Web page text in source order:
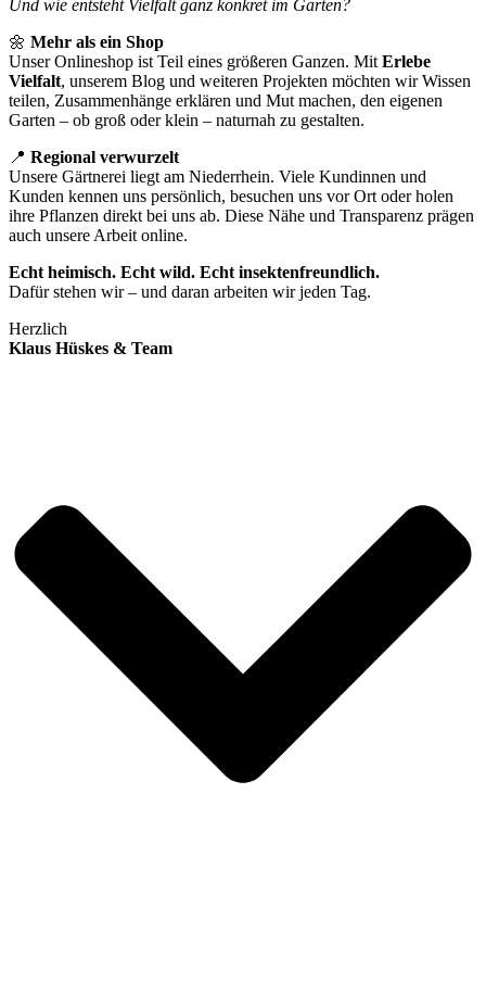
Und wie entsteht Vielfalt ganz konkret im Garten?
🌼 Mehr als ein Shop
Unser Onlineshop ist Teil eines größeren Ganzen. Mit Erlebe
Vielfalt, unserem Blog und weiteren Projekten möchten wir Wissen
teilen, Zusammenhänge erklären und Mut machen, den eigenen
Garten – ob groß oder klein – naturnah zu gestalten.
📍 Regional verwurzelt
Unsere Gärtnerei liegt am Niederrhein. Viele Kundinnen und
Kunden kennen uns persönlich, besuchen uns vor Ort oder holen
ihre Pflanzen direkt bei uns ab. Diese Nähe und Transparenz prägen
auch unsere Arbeit online.
Echt heimisch. Echt wild. Echt insektenfreundlich.
Dafür stehen wir – und daran arbeiten wir jeden Tag.
Herzlich
Klaus Hüskes & Team